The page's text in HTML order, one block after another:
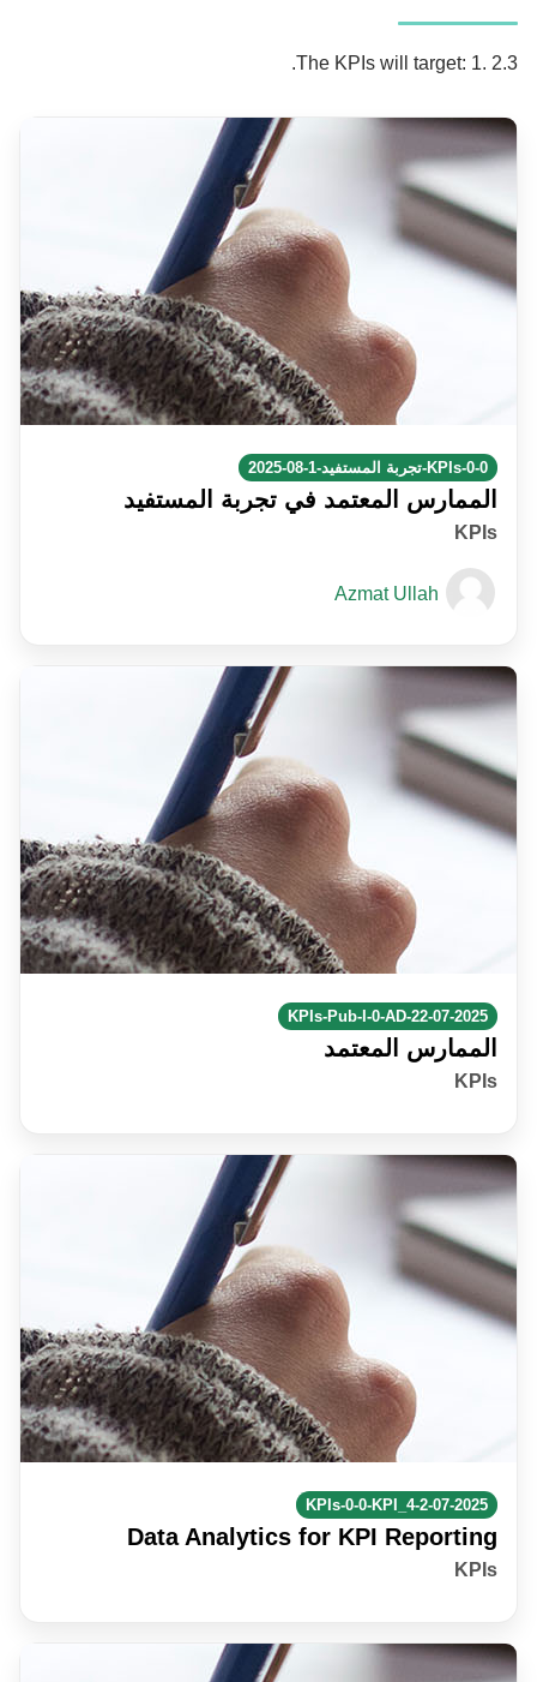
The KPIs will target: 1. 2.3.
KPIs-0-0-تجربة المستفيد-1-08-2025
الممارس المعتمد في تجربة المستفيد
KPIs
Azmat Ullah
KPIs-Pub-I-0-AD-22-07-2025
الممارس المعتمد
KPIs
KPIs-0-0-KPI_4-2-07-2025
Data Analytics for KPI Reporting
KPIs